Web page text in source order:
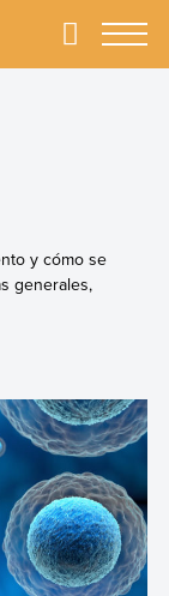
Primary
y cómo se
generales,